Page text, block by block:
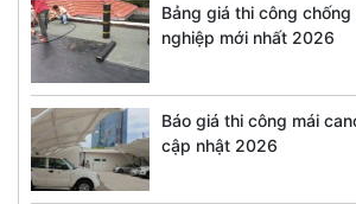
Bảng giá thi công
nghiệp mới nhất 2026
Báo giá thi công mái
cập nhật 2026